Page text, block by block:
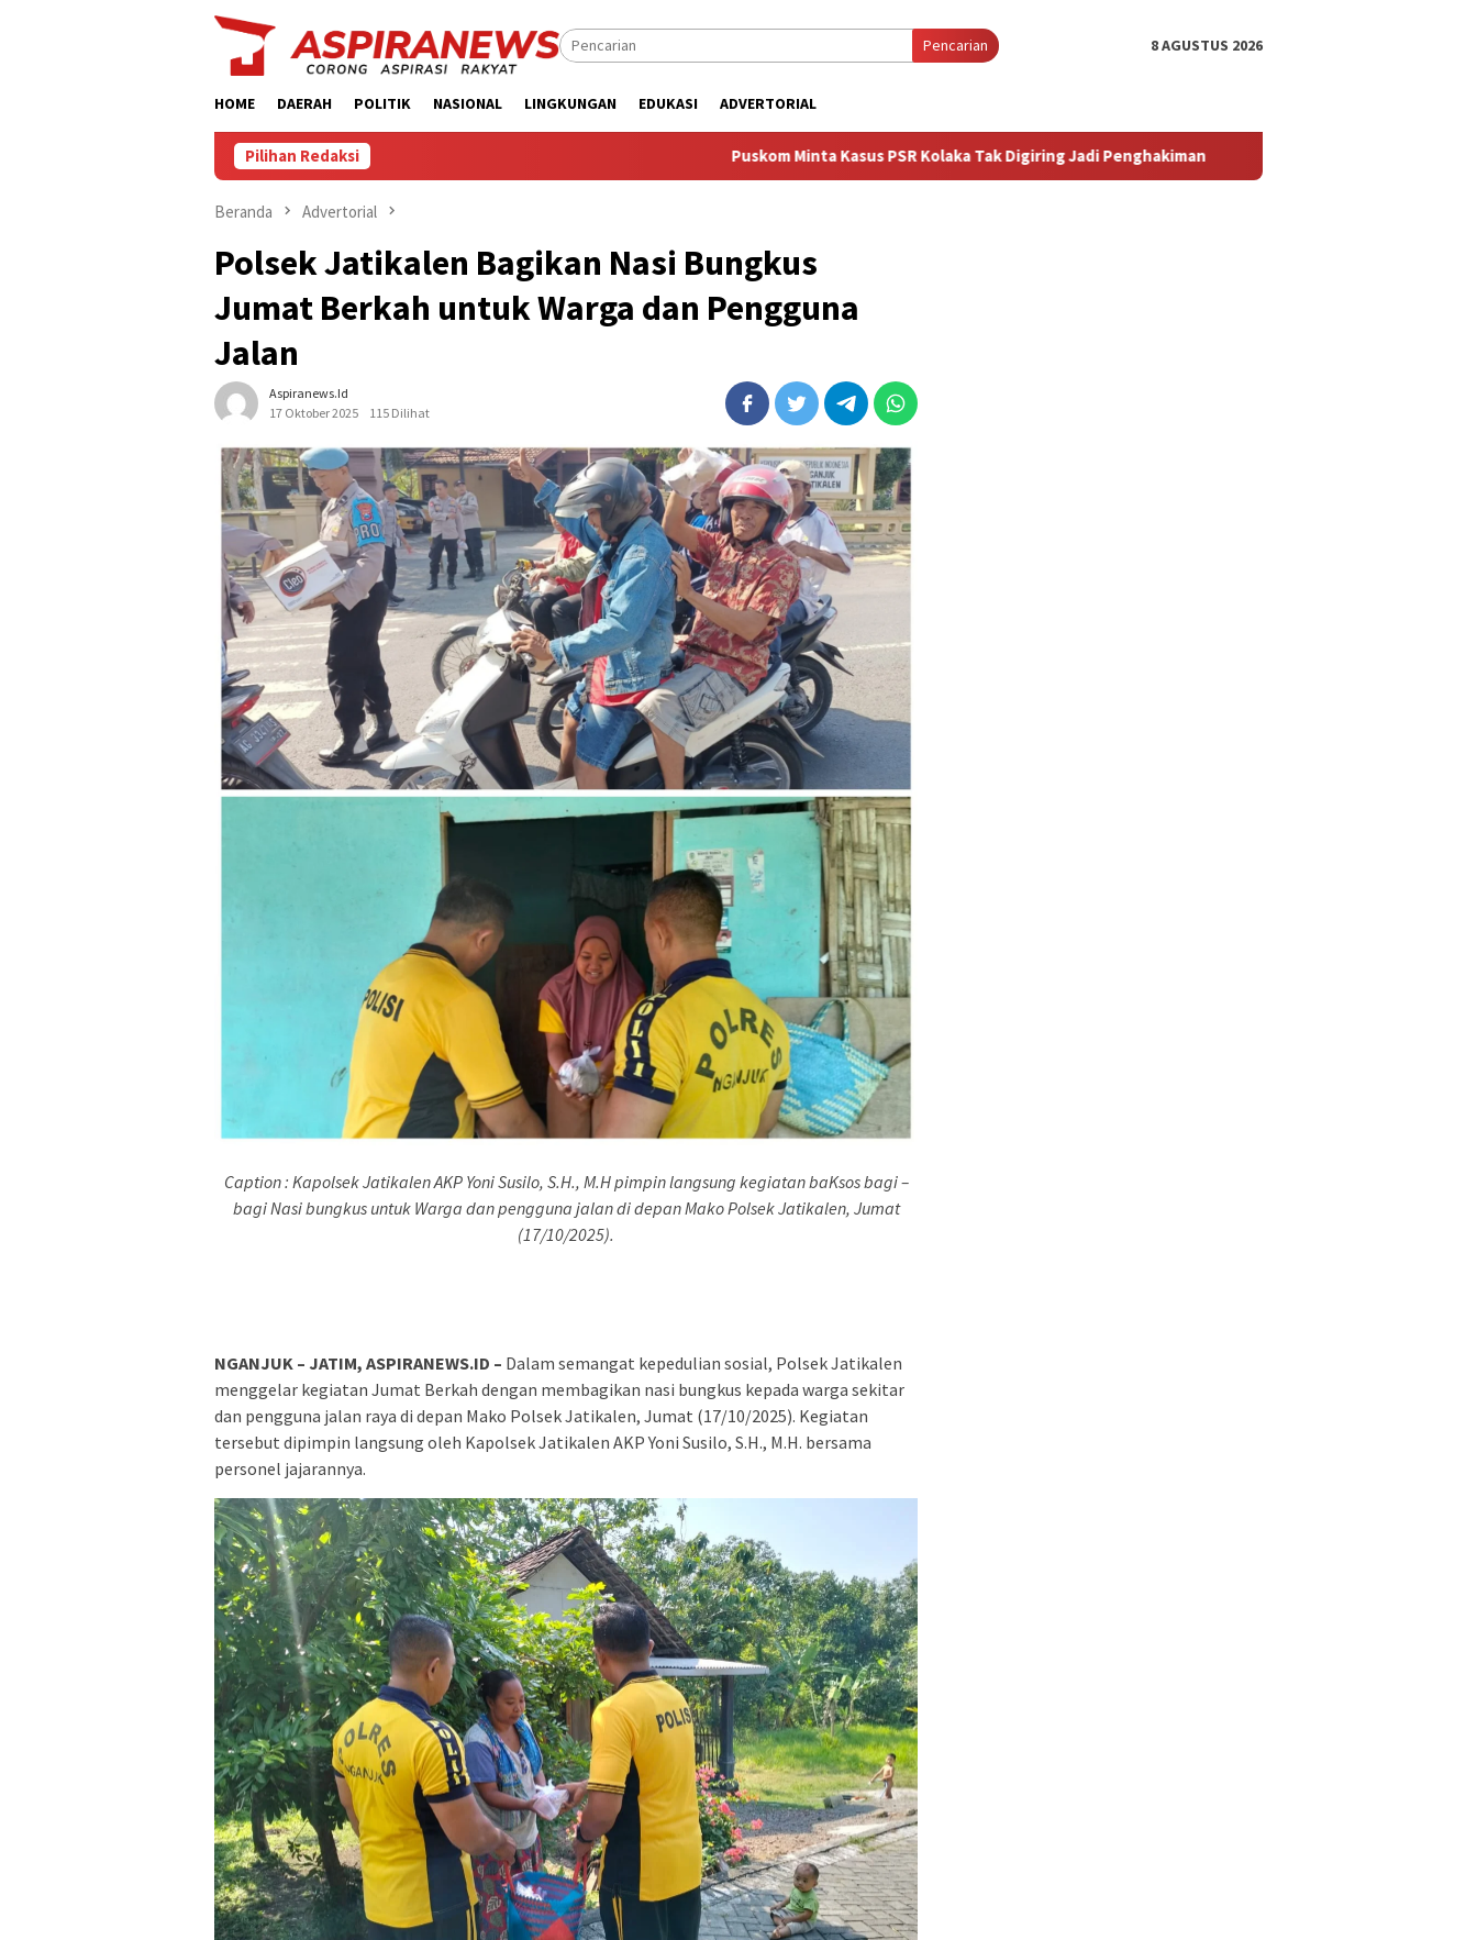
Pencarian 8 AGUSTUS 2026
HOME DAERAH POLITIK NASIONAL LINGKUNGAN EDUKASI ADVERTORIAL
Pilihan Redaksi ‎Puskom Minta Kasus PSR Kolaka Tak Digiring Jadi Penghakiman ‎Sidang Eksepsi Kuasa Hukum Armin Amin
Beranda Advertorial
Polsek Jatikalen Bagikan Nasi Bungkus
Jumat Berkah untuk Warga dan Pengguna
Jalan
Aspiranews.id
17 Oktober 2025
115 Dilihat
Caption : Kapolsek Jatikalen AKP Yoni Susilo, S.H., M.H pimpin langsung kegiatan baKsos bagi –
bagi Nasi bungkus untuk Warga dan pengguna jalan di depan Mako Polsek Jatikalen, Jumat
(17/10/2025).
NGANJUK – JATIM, ASPIRANEWS.ID – Dalam semangat kepedulian sosial, Polsek Jatikalen
menggelar kegiatan Jumat Berkah dengan membagikan nasi bungkus kepada warga sekitar
dan pengguna jalan raya di depan Mako Polsek Jatikalen, Jumat (17/10/2025). Kegiatan
tersebut dipimpin langsung oleh Kapolsek Jatikalen AKP Yoni Susilo, S.H., M.H. bersama
personel jajarannya.